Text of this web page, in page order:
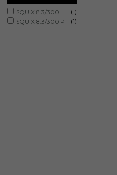
+34 93 241 22 21
SQUIX 8.3/300
(1)
SQUIX 8.3/300 P
(1)